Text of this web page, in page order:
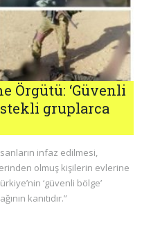
Örgütü: ‘Güvenli
gruplarca
infaz edilmesi,
olmuş kişilerin evlerine
‘güvenli bölge’
kanıtıdır.”